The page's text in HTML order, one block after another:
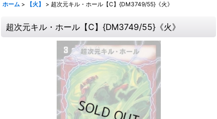
ホーム > 【火】 > 超次元キル・ホール【C】{DM3749/55}《火》
超次元キル・ホール【C】{DM3749/55}《火》